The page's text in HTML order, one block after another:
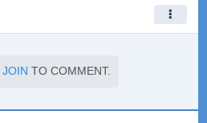
JOIN TO COMMENT.